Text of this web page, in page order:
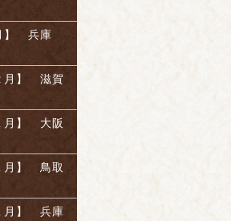
】 兵庫
月】 滋賀
月】 大阪
月】 鳥取
月】 兵庫